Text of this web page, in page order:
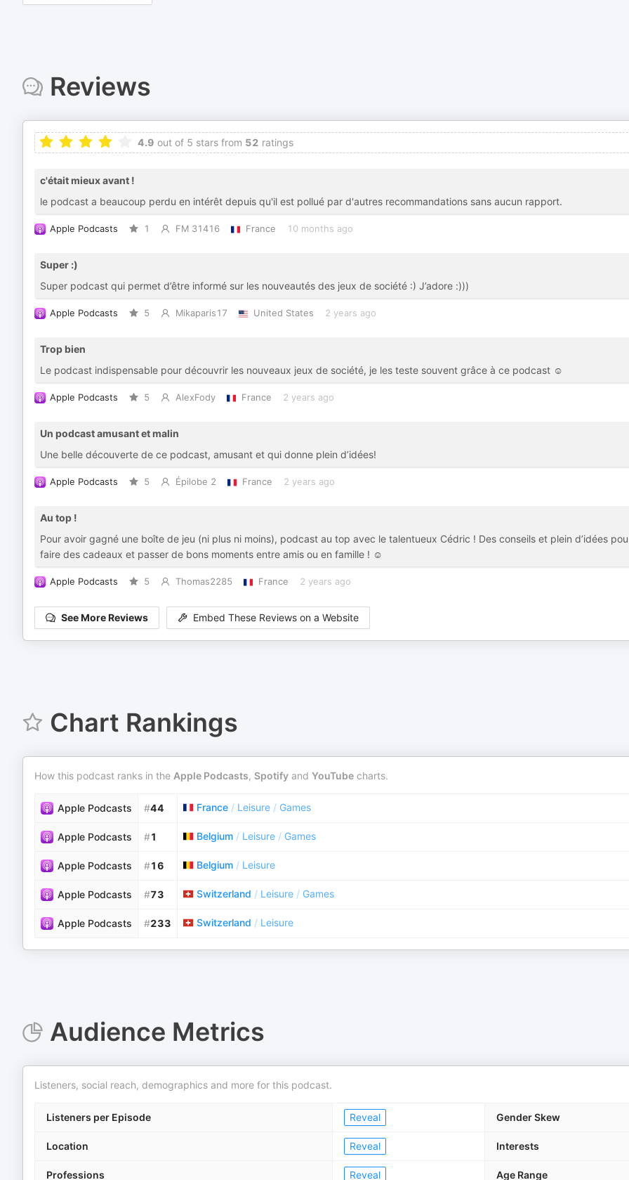
Reviews
4.9 out of 5 stars from 52 ratings
c'était mieux avant !
le podcast a beaucoup perdu en intérêt depuis qu'il est pollué par d'autres recommandations sans aucun rapport.
Apple Podcasts 1 FM 31416 France 10 months ago
Super :)
Super podcast qui permet d’être informé sur les nouveautés des jeux de société :) J’adore :)))
Apple Podcasts 5 Mikaparis17 United States 2 years ago
Trop bien
Le podcast indispensable pour découvrir les nouveaux jeux de société, je les teste souvent grâce à ce podcast ☺️
Apple Podcasts 5 AlexFody France 2 years ago
Un podcast amusant et malin
Une belle découverte de ce podcast, amusant et qui donne plein d’idées!
Apple Podcasts 5 Épilobe 2 France 2 years ago
Au top !
Pour avoir gagné une boîte de jeu (ni plus ni moins), podcast au top avec le talentueux Cédric ! Des conseils et plein d’idées
faire des cadeaux et passer de bons moments entre amis ou en famille ! ☺️
Apple Podcasts 5 Thomas2285 France 2 years ago
See More Reviews Embed These Reviews on a Website
Chart Rankings
How this podcast ranks in the Apple Podcasts, Spotify and YouTube charts.
Apple Podcasts #44 France / Leisure / Games
Apple Podcasts #1 Belgium / Leisure / Games
Apple Podcasts #16 Belgium / Leisure
Apple Podcasts #73 Switzerland / Leisure / Games
Apple Podcasts #233 Switzerland / Leisure
Audience Metrics
Listeners, social reach, demographics and more for this podcast.
Listeners per Episode Reveal Gender Skew
Location Reveal Interests
Professions Reveal Age Range